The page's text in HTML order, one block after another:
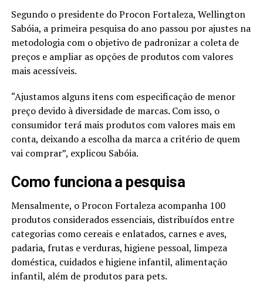
Segundo o presidente do Procon Fortaleza, Wellington
Sabóia, a primeira pesquisa do ano passou por ajustes na
metodologia com o objetivo de padronizar a coleta de
preços e ampliar as opções de produtos com valores
mais acessíveis.
“Ajustamos alguns itens com especificação de menor
preço devido à diversidade de marcas. Com isso, o
consumidor terá mais produtos com valores mais em
conta, deixando a escolha da marca a critério de quem
vai comprar”, explicou Sabóia.
Como funciona a pesquisa
Mensalmente, o Procon Fortaleza acompanha 100
produtos considerados essenciais, distribuídos entre
categorias como cereais e enlatados, carnes e aves,
padaria, frutas e verduras, higiene pessoal, limpeza
doméstica, cuidados e higiene infantil, alimentação
infantil, além de produtos para pets.